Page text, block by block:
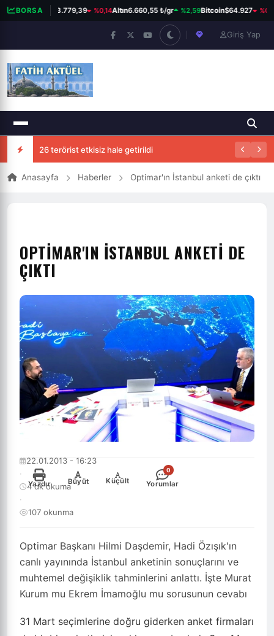
BORSA
BIST 100 13.779,39 %0,14Altın6.660,55 ₺/gr %2,59Bitcoin$64.927
Giriş Yap
26 terörist etkisiz hale getirildi
Rus askerleri Kazakistan'a girdi
Anasayfa Haberler Optimar'ın İstanbul anketi de çıktı
OPTIMAR'IN İSTANBUL ANKETI DE
ÇIKTI
Optimar Başkanı Hilmi Daşdemir, Hadi Özışık'ın
canlı yayınında İstanbul anketinin sonuçlarını ve
muhtemel değişiklik tahminlerini anlattı. İşte Murat
Kurum mu Ekrem İmamoğlu mu sorusunun cevabı
22.01.2013 - 16:23
·
4 dk okuma
·
107 okunma
Yazdır
+
Büyüt
-
Küçült
0
Yorumlar
31 Mart seçimlerine doğru giderken anket firmaları